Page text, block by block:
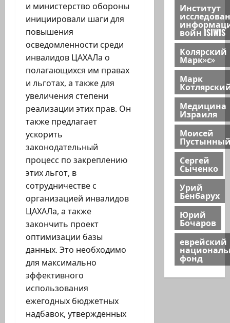
и министерство обороны
инициировали шаги для
повышения
осведомленности среди
инвалидов ЦАХАЛа о
полагающихся им правах
и льготах, а также для
увеличения степени
реализации этих прав. Он
также предлагает
ускорить
законодательный
процесс по закреплению
этих льгот, в
сотрудничестве с
организацией инвалидов
ЦАХАЛа, а также
закончить проект
оптимизации базы
данных. Это необходимо
для максимально
эффективного
использования
ежегодных бюджетных
надбавок, утвержденных
Институт
войн ISIWIS
Колярский
Марк»с»
Марк
Медицина
Израиля
Моисей
Сергей
Сыченко
Урий
Бенбарух
Юрий
Бочаров
еврейский
фонд